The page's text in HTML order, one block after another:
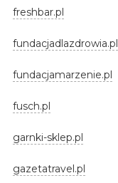
freshbar.pl
fundacjadlazdrowia.pl
fundacjamarzenie.pl
fusch.pl
garnki-sklep.pl
gazetatravel.pl